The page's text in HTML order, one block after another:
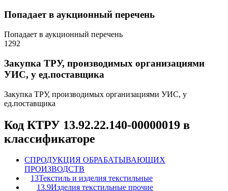
Попадает в аукционный перечень
Попадает в аукционный перечень
1292
Закупка ТРУ, производимых организациями
УИС, у ед.поставщика
Закупка ТРУ, производимых организациями УИС, у
ед.поставщика
Код КТРУ 13.92.22.140-00000019 в
классификаторе
CПРОДУКЦИЯ ОБРАБАТЫВАЮЩИХ
ПРОИЗВОДСТВ
13Текстиль и изделия текстильные
13.9Изделия текстильные прочие